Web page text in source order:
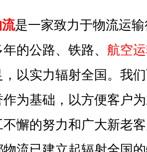
是一家致力于物流运
的公路、铁路、 航空
，以实力辐射全国。我
为基础，以方便客户
懈的努力和广大新老